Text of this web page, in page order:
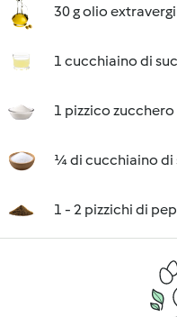
30 g olio
1 cucchiaino di
1 pizzico zucchero
¼ di cucchiaino di
1 - 2 pizzichi di